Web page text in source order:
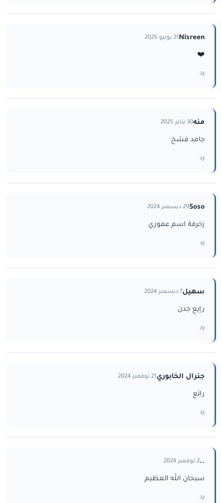
Nisreen21 يونيو 2025
❤️
رد
منه30 يناير 2025
جامد فشخ
رد
Soso29 ديسمبر 2024
زخرفة اسم عموري
رد
سهيل7 ديسمبر 2024
رإيع جدن
رد
جنرال الخابوري21 نوفمبر 2024
رائع
رد
..2 نوفمبر 2024
سبحان الله العظيم
رد